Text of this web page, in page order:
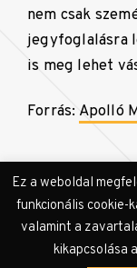
nem csak
jegyfoglalásra
is meg lehet
Forrás: Apolló
Ez a weboldal
funkcionális cookie-
valamint a
kikapcsolása